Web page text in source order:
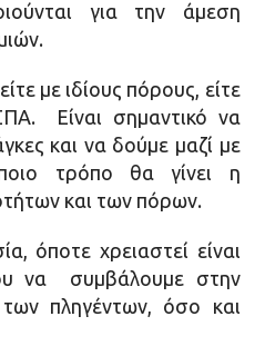
για την άμεση
με ιδίους πόρους, είτε
Είναι σημαντικό να
και να δούμε μαζί με
τρόπο θα γίνει η
και των πόρων.
όποτε χρειαστεί είναι
να συμβάλουμε στην
πληγέντων, όσο και